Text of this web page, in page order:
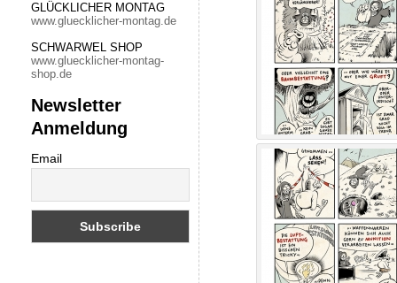
GLÜCKLICHER MONTAG
www.gluecklicher-montag.de
SCHWARWEL SHOP
www.gluecklicher-montag-
shop.de
Newsletter
Anmeldung
Email